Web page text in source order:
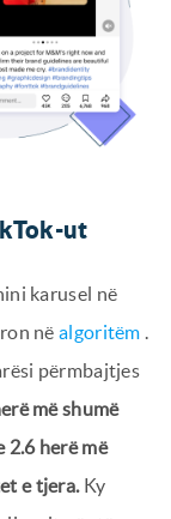
ut
karusel në
në algoritëm .
përmbajtjes
më shumë
2.6 herë më
e tjera.Ky